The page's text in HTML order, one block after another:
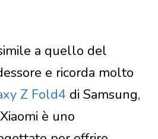
a quello del
e ricorda molto
Z Fold4 di Samsung,
è uno